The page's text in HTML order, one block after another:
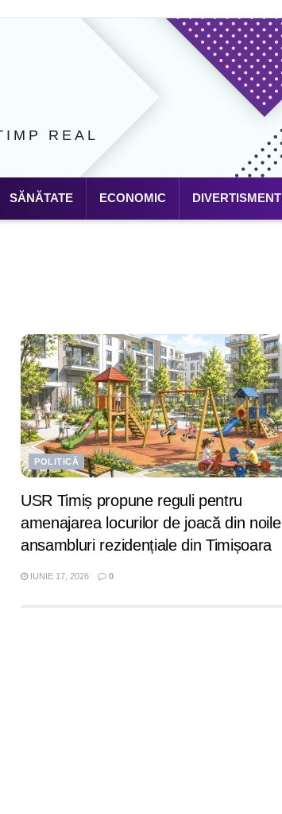
REAL
SĂNĂTATE ECONOMIC DIVERTISMENT
POLITICĂ
USR Timiș propune reguli pentru
amenajarea locurilor de joacă din noile
ansambluri rezidențiale din Timișoara
IUNIE 17, 2026 0